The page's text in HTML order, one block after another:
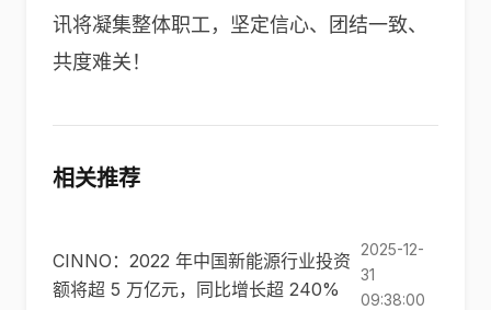
讯将凝集整体职工，坚定信心、团结一致、
共度难关！
相关推荐
CINNO：2022 年中国新能源行业投资
额将超 5 万亿元，同比增长超 240%
2025-12-
31
09:38:00